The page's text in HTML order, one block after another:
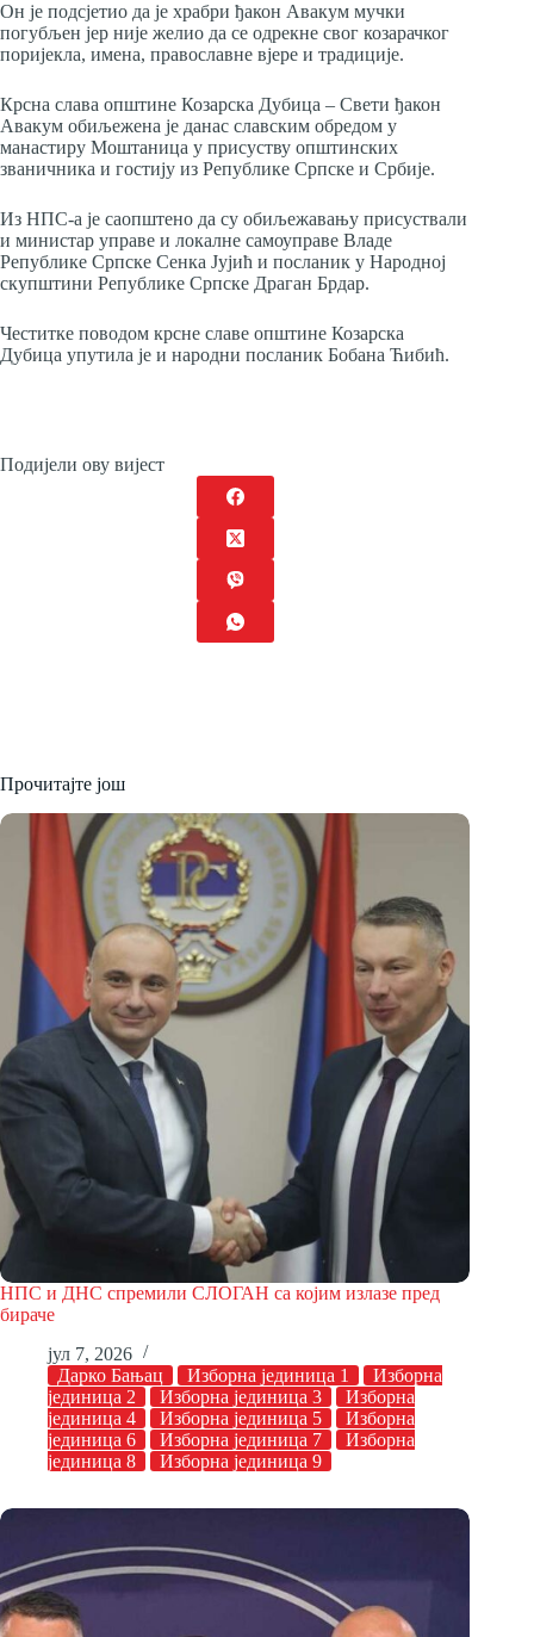
Он је подсјетио да је храбри ђакон Авакум мучки
погубљен јер није желио да се одрекне свог козарачког
поријекла, имена, православне вјере и традиције.
Крсна слава општине Козарска Дубица – Свети ђакон
Авакум обиљежена је данас славским обредом у
манастиру Моштаница у присуству општинских
званичника и гостију из Републике Српске и Србије.
Из НПС-а је саопштено да су обиљежавању присуствали
и министар управе и локалне самоуправе Владе
Републике Српске Сенка Јујић и посланик у Народној
скупштини Републике Српске Драган Брдар.
Честитке поводом крсне славе општине Козарска
Дубица упутила је и народни посланик Бобана Ћибић.
Подијели ову вијест
Прочитајте још
НПС и ДНС спремили СЛОГАН са којим излазе пред
бираче
јул 7, 2026
Дарко Бањац
Изборна јединица 1
Изборна
јединица 2
Изборна јединица 3
Изборна
јединица 4
Изборна јединица 5
Изборна
јединица 6
Изборна јединица 7
Изборна
јединица 8
Изборна јединица 9